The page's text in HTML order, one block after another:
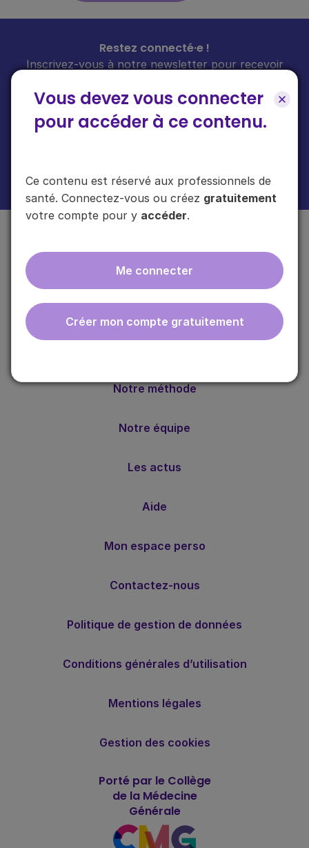
Vous devez vous connecter
pour accéder à ce contenu.
Ce contenu est réservé aux professionnels de
santé. Connectez-vous ou créez gratuitement
votre compte pour y accéder.
Me connecter
Créer mon compte gratuitement
Restez connecté·e !
Inscrivez-vous à notre newsletter pour recevoir
votre boîte mail.
Plus d'informations sur l'usage de vos donnéesici.
ebmfrance est une base de connaissances médicales
gratuite adaptée à la pratique de la médecine générale.
Notre méthode
Notre équipe
Les actus
Aide
Mon espace perso
Contactez-nous
Politique de gestion de données
Conditions générales d’utilisation
Mentions légales
Gestion des cookies
Porté par le Collège
de la Médecine
Générale